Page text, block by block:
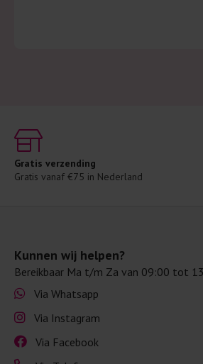
Gratis verzending
Gratis vanaf €75 in Nederland
Kunnen wij helpen?
Bereikbaar Ma t/m Za van 09:00 tot
Via Whatsapp
Via Instagram
Via Facebook